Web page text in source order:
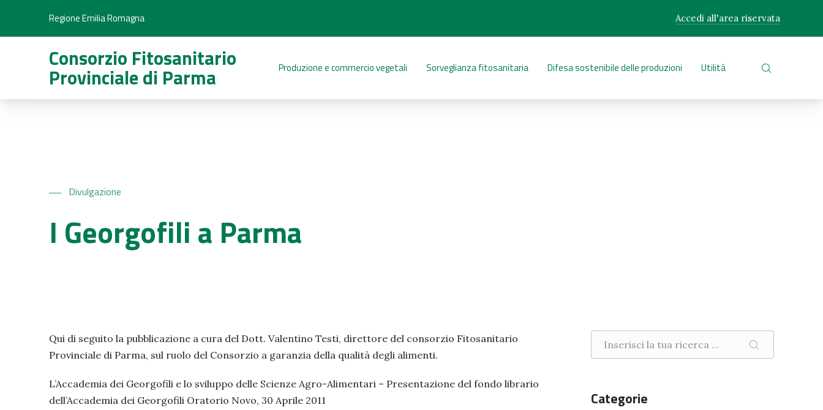
Regione Emilia Romagna Accedi all'area riservata
Consorzio Fitosanitario
Provinciale di Parma Produzione e commercio vegetali Sorveglianza fitosanitaria Difesa sostenibile delle produzioni Utilità
CERCA NEL
Divulgazione
I Georgofili a Parma
Qui di seguito la pubblicazione a cura del Dott. Valentino Testi, direttore del consorzio Fitosanitario
Provinciale di Parma, sul ruolo del Consorzio a garanzia della qualità degli alimenti.
L’Accademia dei Georgofili e lo sviluppo delle Scienze Agro-Alimentari – Presentazione del fondo librario
dell’Accademia dei Georgofili Oratorio Novo, 30 Aprile 2011
CERCA
Categorie